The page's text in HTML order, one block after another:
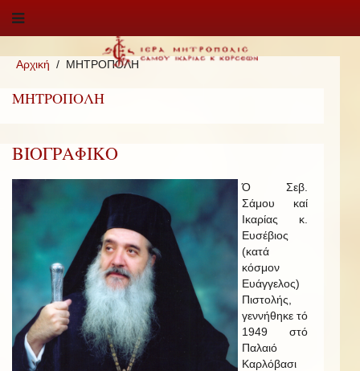
Αρχική ΜΗΤΡΟΠΟΛΗ
ΜΗΤΡΟΠΟΛΗ
ΒΙΟΓΡΑΦΙΚΟ
Ό Σεβ.
Σάμου καί
Ικαρίας κ.
Ευσέβιος
(κατά
κόσμον
Ευάγγελος)
Πιστολής,
γεννήθηκε τό
1949 στό
Παλαιό
Καρλόβασι